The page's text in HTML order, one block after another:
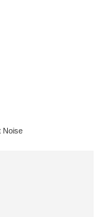
Noise